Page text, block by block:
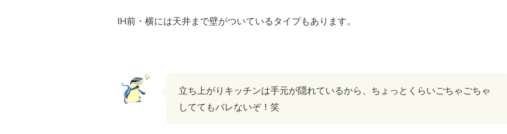
IH前・横には天井まで壁がついているタイプもあります。
立ち上がりキッチンは手元が隠れているから、ちょっとくらいごちゃごちゃ
しててもバレないぞ！笑